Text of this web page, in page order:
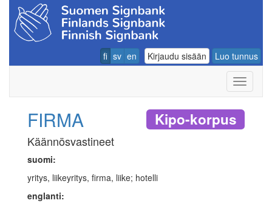
fi sv en Kirjaudu sisään Luo tunnus
FIRMA Kipo-korpus
Käännösvastineet
suomi:
yritys, liikeyritys, firma, liike; hotelli
englanti: